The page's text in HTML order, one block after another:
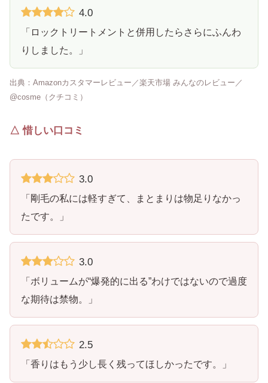
4.0
「ロックトリートメントと併用したらさらにふんわ
りしました。」
出典：Amazonカスタマーレビュー／楽天市場 みんなのレビュー／
@cosme（クチコミ）
△ 惜しい口コミ
3.0
「剛毛の私には軽すぎて、まとまりは物足りなかっ
たです。」
3.0
「ボリュームが“爆発的に出る”わけではないので過度
な期待は禁物。」
2.5
「香りはもう少し長く残ってほしかったです。」